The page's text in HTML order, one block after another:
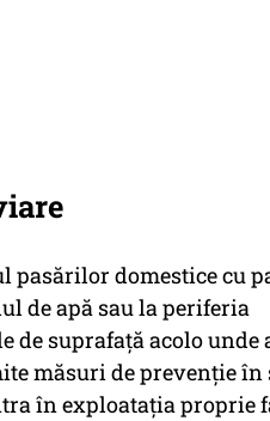
pasărilor domestice cu
de apă sau la periferia
suprafață acolo unde
măsuri de prevenție în
în exploatația proprie